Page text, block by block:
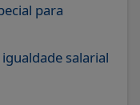
para
salarial